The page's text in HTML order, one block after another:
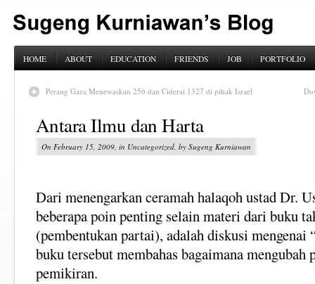
HOME ABOUT EDUCATION FRIENDS JOB PORTFOLIO
Perang Gaza Menewaskan 256 dan Ciderai 1327 di pihak Israel
Antara Ilmu dan Harta
On February 15, 2009, in Uncategorized, by Sugeng Kurniawan
Dari menengarkan ceramah halaqoh ustad Dr.
beberapa poin penting selain materi dari buku
(pembentukan partai), adalah diskusi mengenai
buku tersebut membahas bagaimana mengubah
pemikiran.